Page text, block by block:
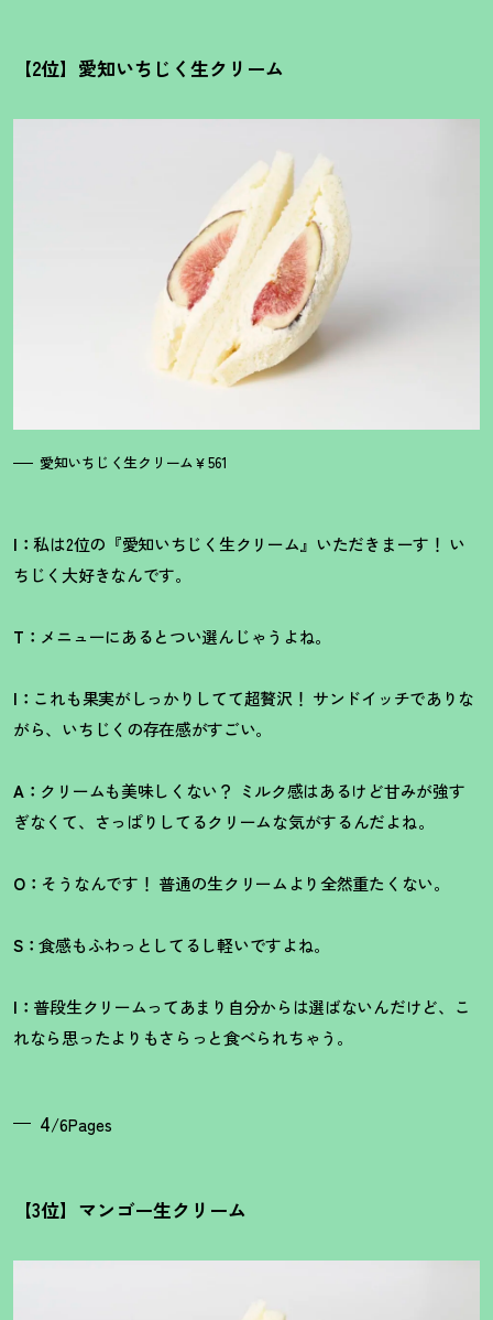
【2位】愛知いちじく生クリーム
愛知いちじく生クリーム￥561
I：私は2位の『愛知いちじく生クリーム』いただきまーす ！ い
ちじく大好きなんです。
T： メニューにあるとつい選んじゃうよね。
I： これも果実がしっかりしてて超贅沢！ サンドイッチでありな
がら、いちじくの存在感がすごい。
A： クリームも美味しくない？ ミルク感はあるけど甘みが強す
ぎなくて、さっぱりしてるクリームな気がするんだよね。
O： そうなんです ！ 普通の生クリームより全然重たくない。
S：食感もふわっとしてるし軽いですよね。
I： 普段生クリームってあまり自分からは選ばないんだけど、こ
れなら思ったよりもさらっと食べられちゃう。
4/6Pages
【3位】マンゴー生クリーム